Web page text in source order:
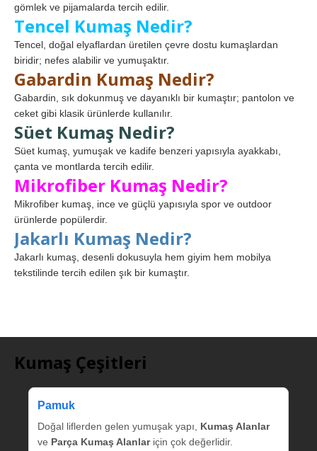
gömlek ve pijamalarda tercih edilir.
Tencel Kumaş Nedir?
Tencel, doğal elyaflardan üretilen çevre dostu kumaşlardan
biridir; nefes alabilir ve yumuşaktır.
Gabardin Kumaş Nedir?
Gabardin, sık dokunmuş ve dayanıklı bir kumaştır; pantolon ve
ceket gibi klasik ürünlerde kullanılır.
Süet Kumaş Nedir?
Süet kumaş, yumuşak ve kadife benzeri yapısıyla ayakkabı,
çanta ve montlarda tercih edilir.
Mikrofiber Kumaş Nedir?
Mikrofiber kumaş, ince ve güçlü yapısıyla spor ve outdoor
ürünlerde popülerdir.
Jakarlı Kumaş Nedir?
Jakarlı kumaş, desenli dokusuyla hem giyim hem mobilya
tekstilinde tercih edilen şık bir kumaştır.
Kumaş Çeşitleri
Pamuk
Doğal liflerden gelen yumuşak yapı, Kumaş Alanlar
ve Parça Kumaş Alanlariçin çok değerlidir.